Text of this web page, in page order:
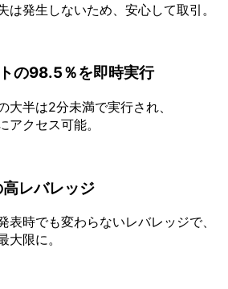
は発生しないため、 安心して取引。
の98.5％を即時実行
大半は2分未満で実行され、
アクセス可能。
高レバレッジ
表時でも変わらないレバレッジで、
大限に。